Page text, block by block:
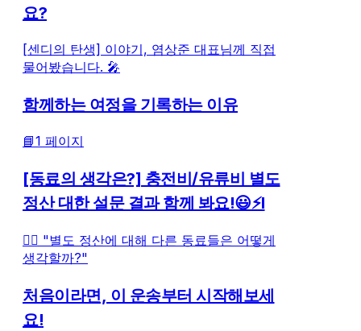
요?
[센디의 탄생] 이야기, 염상준 대표님께 직접
물어봤습니다. 🎤
함께하는 여정을 기록하는 이유
📘1 페이지
[동료의 생각은?] 충전비/유류비 별도
정산 대한 설문 결과 함께 봐요!😃⚡l
🤷‍♂️ "별도 정산에 대해 다른 동료들은 어떻게
생각할까?"
처음이라면, 이 운송부터 시작해보세
요!